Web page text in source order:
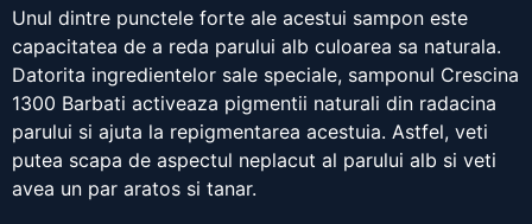
Unul dintre punctele forte ale acestui sampon este
capacitatea de a reda parului alb culoarea sa naturala.
Datorita ingredientelor sale speciale, samponul Crescina
1300 Barbati activeaza pigmentii naturali din radacina
parului si ajuta la repigmentarea acestuia. Astfel, veti
putea scapa de aspectul neplacut al parului alb si veti
avea un par aratos si tanar.